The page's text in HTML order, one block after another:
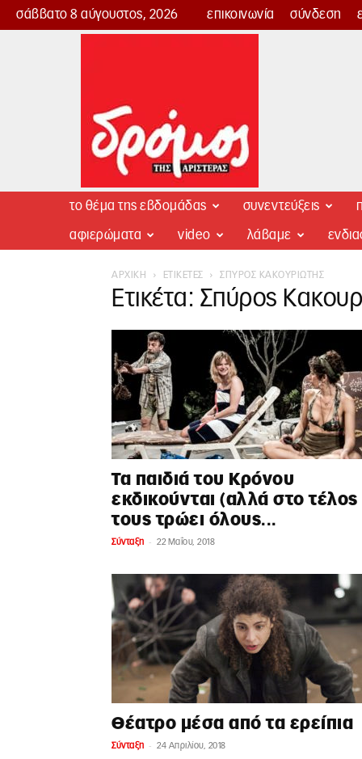
σάββατο 8 αύγουστος, 2026 επικοινωνία σύνδεση
Δρόμος
το θέμα της εβδομάδας συνεντεύξεις
αφιερώματα video λάβαμε
ΑΡΧΙΚΉ ΕΤΙΚΈΤΕΣ ΣΠΎΡΟΣ ΚΑΚΟΥΡΙΏΤΗΣ
Ετικέτα: Σπύρος
Τα παιδιά του Κρόνου
εκδικούνται (αλλά στο τέλος
τους τρώει όλους...
Σύνταξη - 22 Μαΐου, 2018
Θέατρο μέσα από τα ερείπια
Σύνταξη - 24 Απριλίου, 2018